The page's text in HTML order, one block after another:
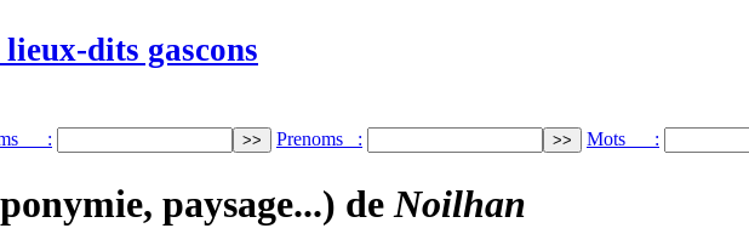
lieux-dits gascons
: Prenoms : Mots :
paysage...) deNoilhan